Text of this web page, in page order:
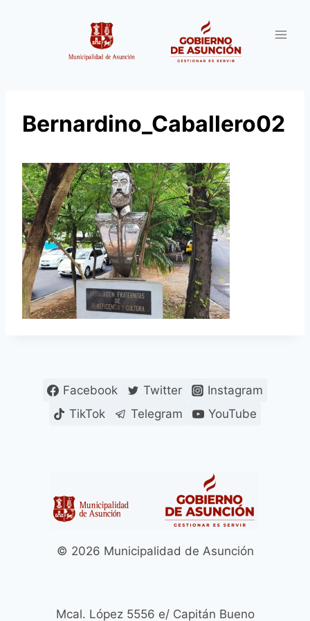
Bernardino_Caballero02
Facebook Twitter
Instagram
TikTok
Telegram YouTube
© 2026 Municipalidad de Asunción
Mcal. López 5556 e/ Capitán Bueno